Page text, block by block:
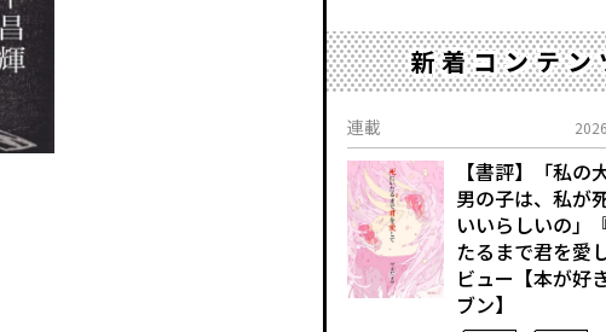
新着コンテン
連載
【書評】「私の
男の子は、私が
いいらしいの」――
たるまで君を愛
ビュー【本が好
ブン】